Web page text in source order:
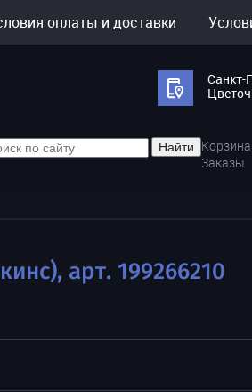
оплаты и доставки
Санкт-
Найти
Корзина
Заказы
арт. 199266210